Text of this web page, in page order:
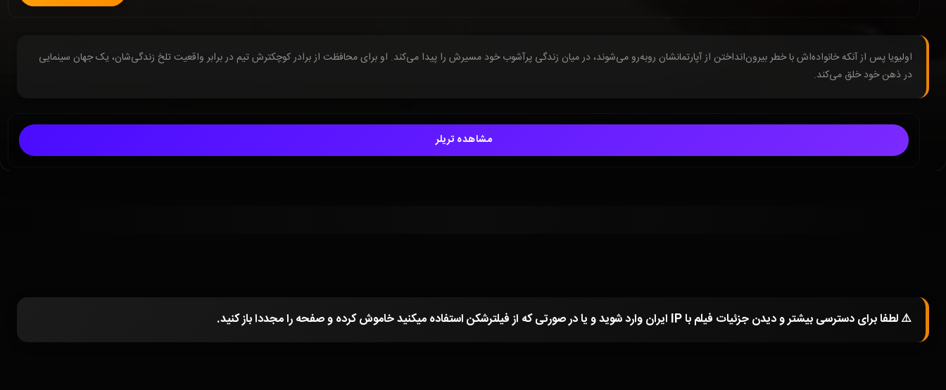
اولیویا پس از آنکه خانواده‌اش با خطر بیرون‌انداختن از آپارتمانشان روبه‌رو می‌شوند، در میان زندگی پرآشوب خود مسیرش را پیدا می‌کند. او برای محافظت از برادر کوچکترش تیم در برابر واقعیت تلخ زندگی‌شان، یک جهان سینمایی
در ذهن خود خلق می‌کند.
مشاهده تریلر
⚠️ لطفا برای دسترسی بیشتر و دیدن جزئیات فیلم با IP ایران وارد شوید و یا در صورتی که از فیلترشکن استفاده میکنید خاموش کرده و صفحه را مجددا باز کنید.